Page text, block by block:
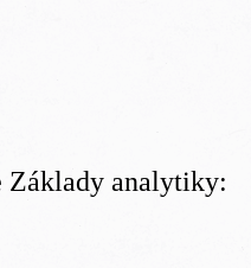
Základy analytiky: